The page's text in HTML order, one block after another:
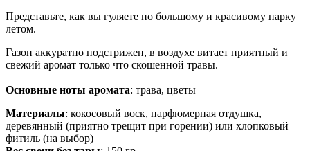
Представьте, как вы гуляете по большому и красивому парку
летом.
Газон аккуратно подстрижен, в воздухе витает приятный и
свежий аромат только что скошенной травы.
Основные ноты аромата: трава, цветы
Материалы: кокосовый воск, парфюмерная отдушка,
деревянный (приятно трещит при горении) или хлопковый
фитиль (на выбор)